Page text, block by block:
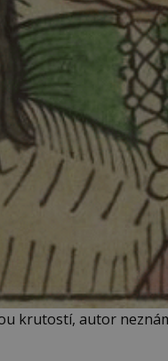
krutostí, autor